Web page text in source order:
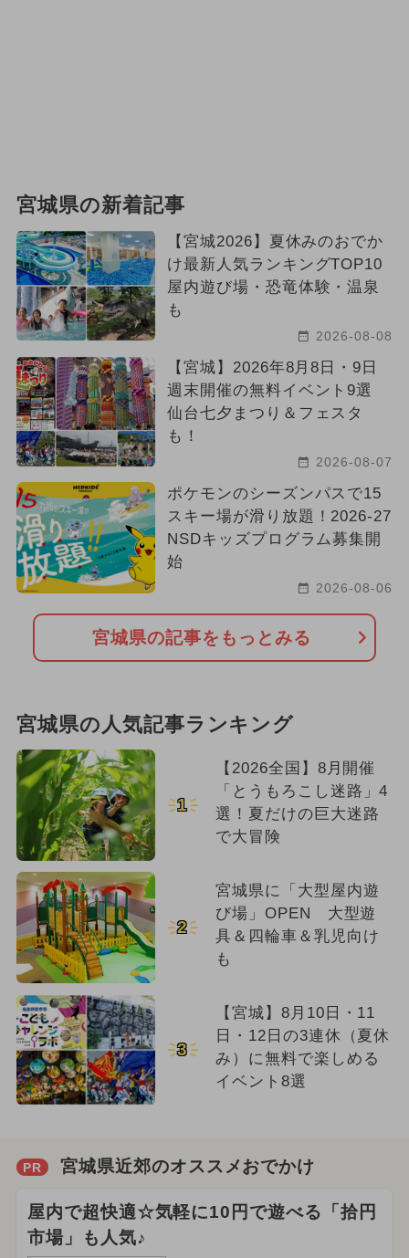
宮城県の新着記事
【宮城2026】夏休みのおでか
け最新人気ランキングTOP10
屋内遊び場・恐竜体験・温泉
も
2026-08-08
【宮城】2026年8月8日・9日
週末開催の無料イベント9選
仙台七夕まつり＆フェスタ
も！
2026-08-07
ポケモンのシーズンパスで15
スキー場が滑り放題！2026-27
NSDキッズプログラム募集開
始
2026-08-06
宮城県の記事をもっとみる
宮城県の人気記事ランキング
1
【2026全国】8月開催
「とうもろこし迷路」4
選！夏だけの巨大迷路
で大冒険
2
宮城県に「大型屋内遊
び場」OPEN 大型遊
具＆四輪車＆乳児向け
も
3
【宮城】8月10日・11
日・12日の3連休（夏休
み）に無料で楽しめる
イベント8選
PR 宮城県近郊のオススメおでかけ
屋内で超快適☆気軽に10円で遊べる「拾円
市場」も人気♪